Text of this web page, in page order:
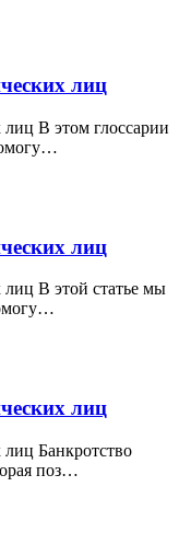
лиц
лиц В этом глоссарии
лиц
лиц В этой статье мы
лиц
лиц Банкротство
поз…